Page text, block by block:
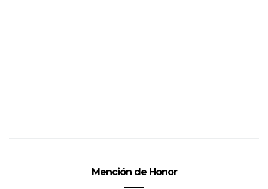
Mención de Honor